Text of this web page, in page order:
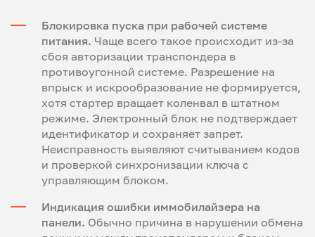
Блокировка пуска при рабочей системе
питания. Чаще всего такое происходит из-за
сбоя авторизации транспондера в
противоугонной системе. Разрешение на
впрыск и искрообразование не формируется,
хотя стартер вращает коленвал в штатном
режиме. Электронный блок не подтверждает
идентификатор и сохраняет запрет.
Неисправность выявляют считыванием кодов
и проверкой синхронизации ключа с
управляющим блоком.
Индикация ошибки иммобилайзера на
панели. Обычно причина в нарушении обмена